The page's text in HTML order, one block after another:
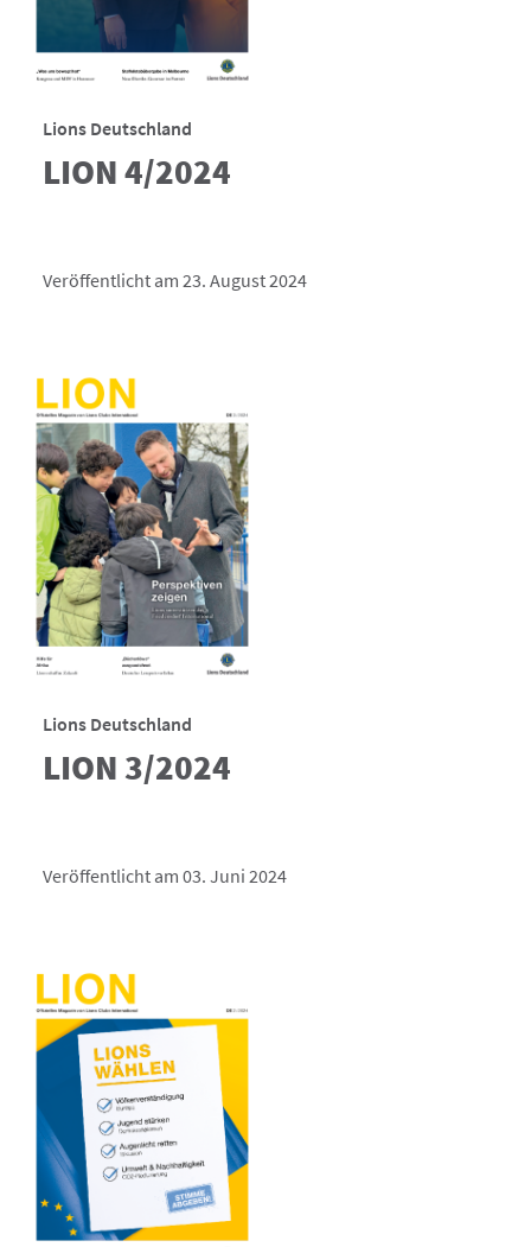
Lions Deutschland
LION 4/2024
Veröffentlicht am 23. August 2024
Lions Deutschland
LION 3/2024
Veröffentlicht am 03. Juni 2024